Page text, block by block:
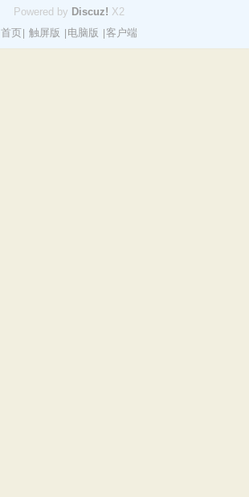
Powered by Discuz! X2
首页 触屏版 电脑版 客户端